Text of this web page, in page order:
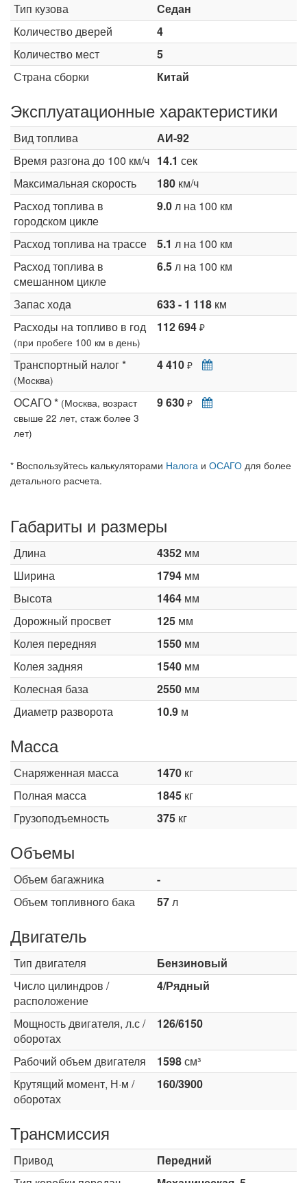
Тип кузова
Седан
Количество дверей
4
Количество мест
5
Страна сборки
Китай
Эксплуатационные характеристики
Вид топлива
АИ-92
Время разгона до 100 км/ч 14.1 сек
Максимальная скорость
180 км/ч
Расход топлива в
городском цикле
9.0л на 100 км
Расход топлива на трассе 5.1 л на 100 км
Расход топлива в
смешанном цикле
6.5л на 100 км
Запас хода 633 - 1 118 км
Расходы на топливо в год
(при пробеге 100 км в день)
112 694 ₽
Транспортный налог *
(Москва)
4 410 ₽
ОСАГО * (Москва, возраст
свыше 22 лет, стаж более 3
лет)
9 630 ₽
* Воспользуйтесь калькуляторами Налога и ОСАГО для более
детального расчета.
Габариты и размеры
Длина 4352 мм
Ширина
1794 мм
Высота
1464 мм
Дорожный просвет
125 мм
Колея передняя
1550 мм
Колея задняя
1540 мм
Колесная база
2550 мм
Диаметр разворота
10.9 м
Масса
Снаряженная масса 1470 кг
Полная масса
1845 кг
Грузоподъемность
375 кг
Объемы
Объем багажника
-
Объем топливного бака
57л
Двигатель
Тип двигателя
Бензиновый
Число цилиндров /
расположение
4/Рядный
Мощность двигателя, л.с /
оборотах
126/6150
Рабочий объем двигателя 1598см³
Крутящий момент, Н·м /
оборотах
160/3900
Трансмиссия
Привод
Передний